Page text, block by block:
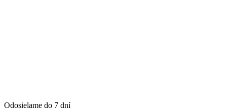
Odosielame do 7 dní